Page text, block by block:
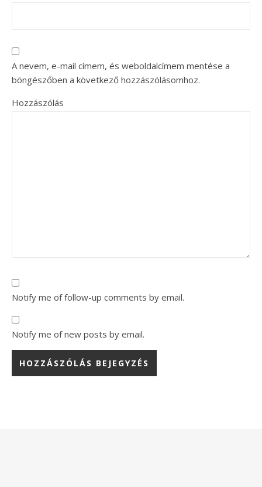
A nevem, e-mail címem, és weboldalcímem mentése a
böngészőben a következő hozzászólásomhoz.
Hozzászólás
Notify me of follow-up comments by email.
Notify me of new posts by email.